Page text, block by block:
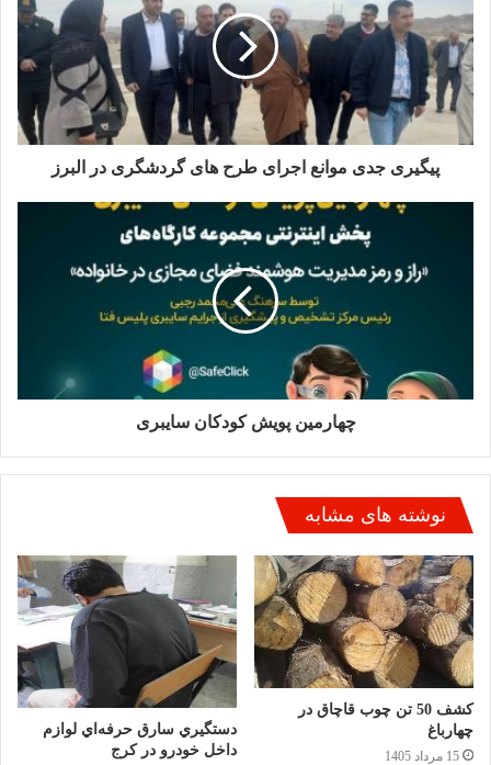
پیگیری جدی موانع اجرای طرح های گردشگری در البرز
چهارمین پویش کودکان سایبری
نوشته های مشابه
کشف 50 تن چوب قاچاق در
چهارباغ
15 مرداد 1405
دستگيري سارق حرفه‌اي لوازم
داخل خودرو در کرج